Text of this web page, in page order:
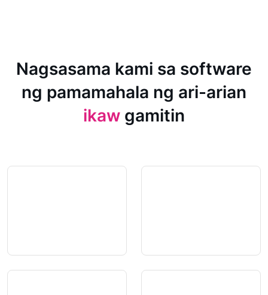
Nagsasama kami sa software
ng pamamahala ng ari-arian
ikaw gamitin